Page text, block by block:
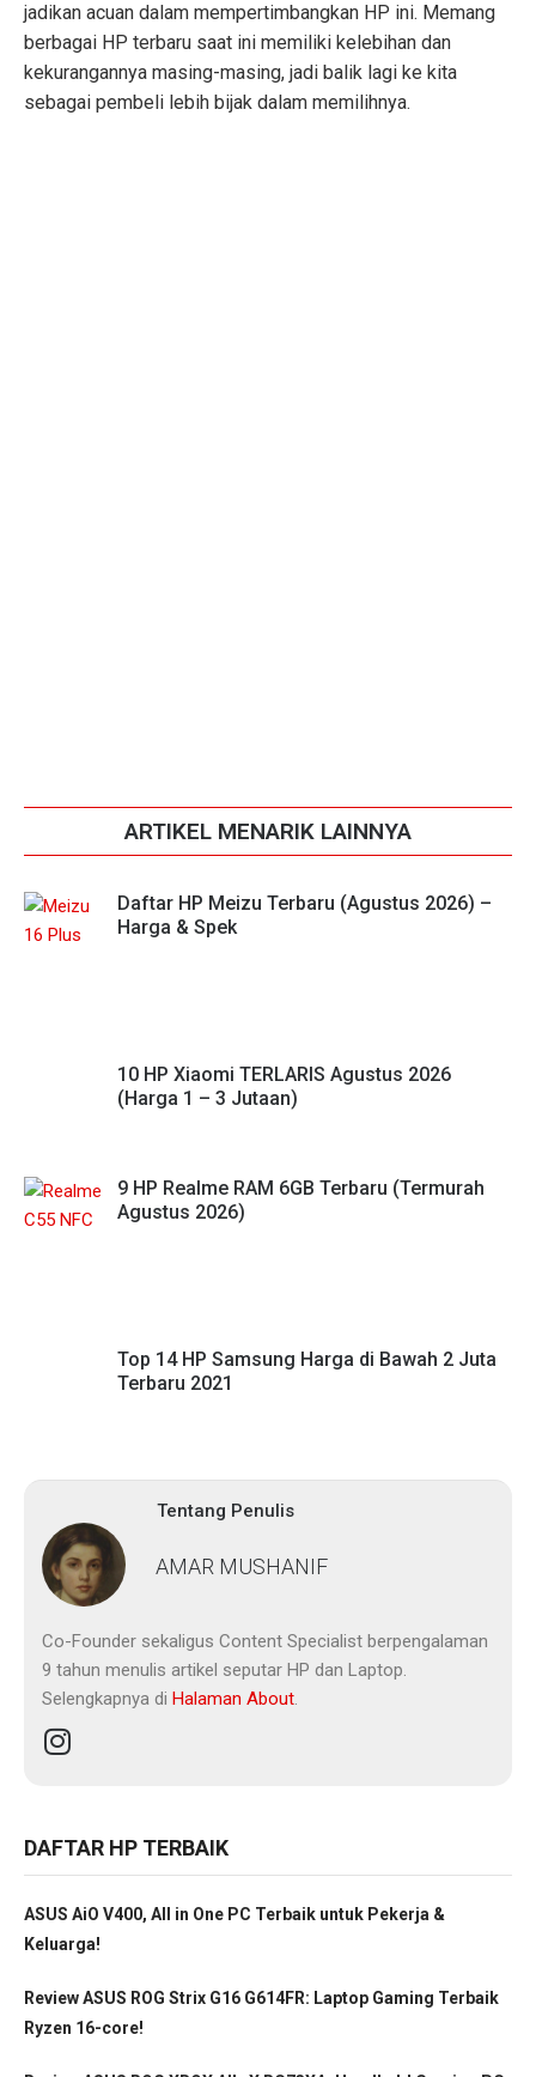
jadikan acuan dalam mempertimbangkan HP ini. Memang
berbagai HP terbaru saat ini memiliki kelebihan dan
kekurangannya masing-masing, jadi balik lagi ke kita
sebagai pembeli lebih bijak dalam memilihnya.
Tentang Penulis
ARTIKEL MENARIK LAINNYA
Daftar HP Meizu Terbaru (Agustus 2026) –
Harga & Spek
10 HP Xiaomi TERLARIS Agustus 2026
(Harga 1 – 3 Jutaan)
9 HP Realme RAM 6GB Terbaru (Termurah
Agustus 2026)
Top 14 HP Samsung Harga di Bawah 2 Juta
Terbaru 2021
AMAR MUSHANIF
Co-Founder sekaligus Content Specialist berpengalaman
9 tahun menulis artikel seputar HP dan Laptop.
Selengkapnya di Halaman About.
DAFTAR HP TERBAIK
ASUS AiO V400, All in One PC Terbaik untuk Pekerja &
Keluarga!
Review ASUS ROG Strix G16 G614FR: Laptop Gaming Terbaik
Ryzen 16-core!